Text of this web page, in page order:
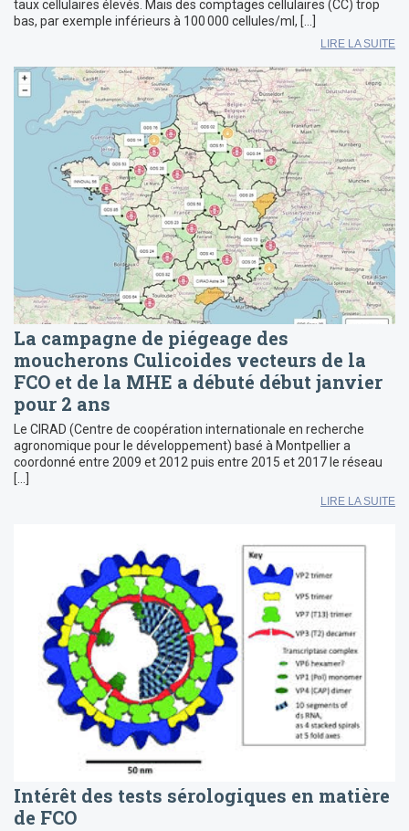
taux cellulaires élevés. Mais des comptages cellulaires (CC) trop
bas, par exemple inférieurs à 100 000 cellules/ml, […]
LIRE LA SUITE
La campagne de piégeage des
moucherons Culicoides vecteurs de la
FCO et de la MHE a débuté début janvier
pour 2 ans
Le CIRAD (Centre de coopération internationale en recherche
agronomique pour le développement) basé à Montpellier a
coordonné entre 2009 et 2012 puis entre 2015 et 2017 le réseau
[…]
LIRE LA SUITE
Intérêt des tests sérologiques en matière
de FCO